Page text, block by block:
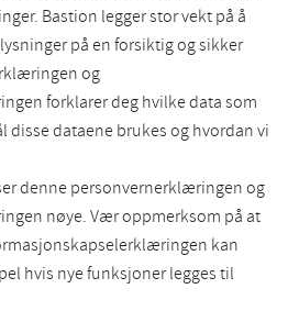
Bastion legger stor vekt på å
på en forsiktig og sikker
og
forklarer deg hvilke data som
disse dataene brukes og hvordan vi
denne personvernerklæringen og
nøye. Vær oppmerksom på at
kan
hvis nye funksjoner legges til